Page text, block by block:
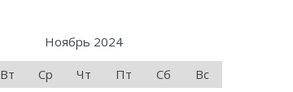
Ноябрь 2024
Вт Ср Чт Пт Сб
Вс